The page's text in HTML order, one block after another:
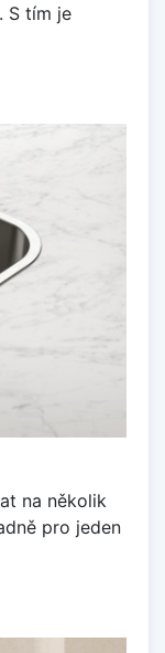
S tím je
na několik
pro jeden